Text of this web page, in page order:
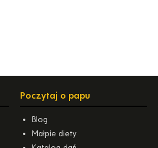
Poczytaj o papu
Blog
Małpie diety